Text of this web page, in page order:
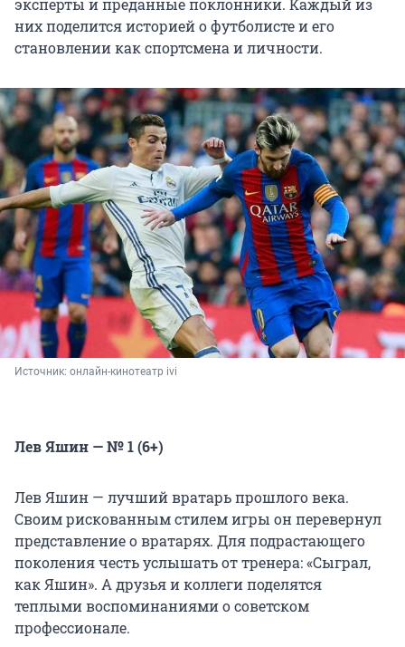
эксперты и преданные поклонники. Каждый из
них поделится историей о футболисте и его
становлении как спортсмена и личности.
Источник: онлайн-кинотеатр ivi
Лев Яшин — № 1(6+)
Лев Яшин — лучший вратарь прошлого века.
Своим рискованным стилем игры он перевернул
представление о вратарях. Для подрастающего
поколения честь услышать от тренера: «Сыграл,
как Яшин». А друзья и коллеги поделятся
теплыми воспоминаниями о советском
профессионале.